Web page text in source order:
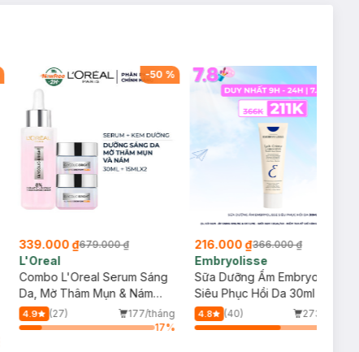
-50 %
339.000 ₫679.000 ₫
L'Oreal
Combo L'Oreal Serum Sáng
Da, Mờ Thâm Mụn & Nám
30ml + 2 Kem Dưỡng Mờ
Thâm Nám Ban Ngày 15ml
4.9 (27)
177/tháng
17%
216.000 ₫366.000 ₫
Embryolisse
Sữa Dưỡng Ẩm Embryolisse
Siêu Phục Hồi Da 30ml
4.8 (40)
273/tháng